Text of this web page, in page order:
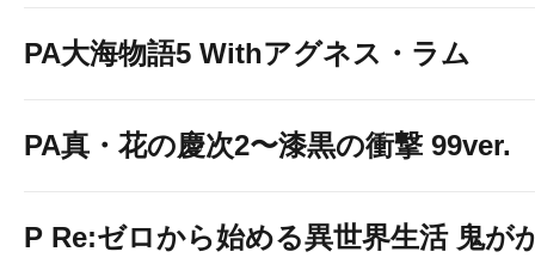
PA大海物語5 Withアグネス・ラム
PA真・花の慶次2〜漆黒の衝撃 99ver.
P Re:ゼロから始める異世界生活 鬼が